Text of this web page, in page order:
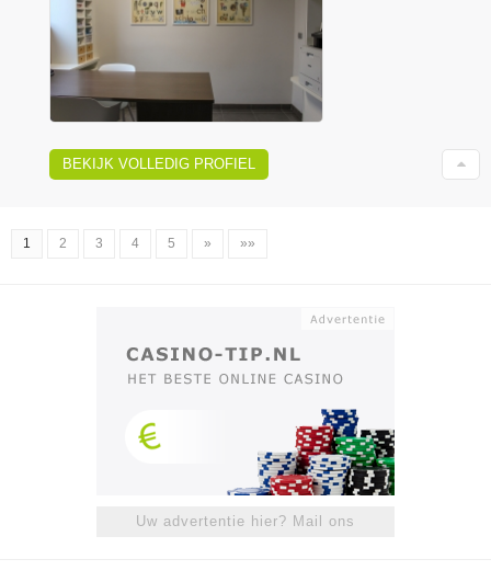
BEKIJK VOLLEDIG PROFIEL
1 2 3 4 5 » »»
Uw advertentie hier? Mail ons